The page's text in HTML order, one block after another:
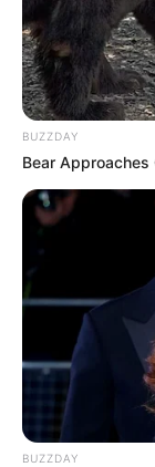
BUZZDAY
Bear
BUZZDAY